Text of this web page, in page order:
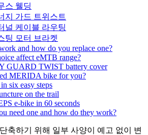
스 웰딩
지 가드 트위스트
널 케이블 라우팅
팅 모터 브라켓
and how do you replace one?
affect eMTB range?
GUARD TWIST battery cover
MERIDA bike for you?
six easy steps
on the trail
e-bike in 60 seconds
need one and how do they work?
축하기 위해 일부 사양이 예고 없이 변